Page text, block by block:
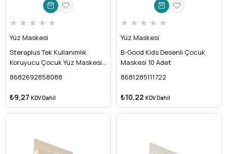
★ ★ ★ ★ ★
Yüz Maskesi
Steraplus Tek Kullanımlık
Koruyucu Çocuk Yüz Maskesi
8682692858088
₺9,27 KDV Dahil
★ ★ ★ ★ ★
Yüz Maskesi
B-Good Kids Desenli Çocuk
Maskesi 10 Adet
8681285111722
₺10,22 KDV Dahil